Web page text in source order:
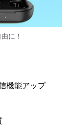
に！
機能アップ